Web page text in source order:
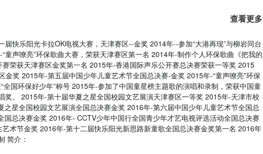
查看更多
快乐阳光卡拉OK电视大赛，天津赛区--金奖 2014年--参加“大港再现”与柳岩同台
童声嘹亮”环保歌曲大赛，荣获天津赛区第一名 2014年-制作个人环保歌曲《把我的
荣获天津赛区金奖第一名 2015年-香港国际声乐公开赛总决赛荣获一等奖 2015
金奖 2015年-第五届中国少年儿童艺术节全国总决赛-金奖 2015年-“童声嘹亮”环保
国环保好少年”称号 2015年-参加了中国童星榜主题歌的演唱和录制，荣获中国童
奖。 2015年-第十届华夏之星全国校园文艺展演天津赛区一等奖 2015年-天津市校
星全国校园文艺展演全国总决赛金奖 2016年-第六届中国少年儿童艺术节全国总
总决赛金奖 2016年- CCTV少年中国行全国青少年才艺电视评选活动全国总决赛
术节金奖 2016年-第十二届快乐阳光新思路新童歌全国总决赛金奖第一名 2016年
简介：